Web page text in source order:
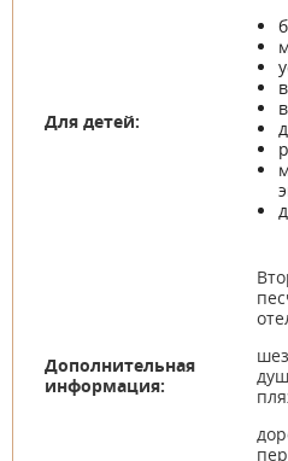
Для детей:
Дополнительная
информация: